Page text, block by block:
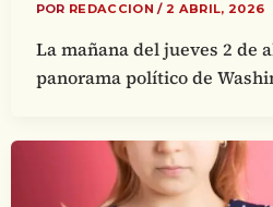
POR REDACCION/ 2 ABRIL, 2026
La mañana del jueves 2 de
panorama político de